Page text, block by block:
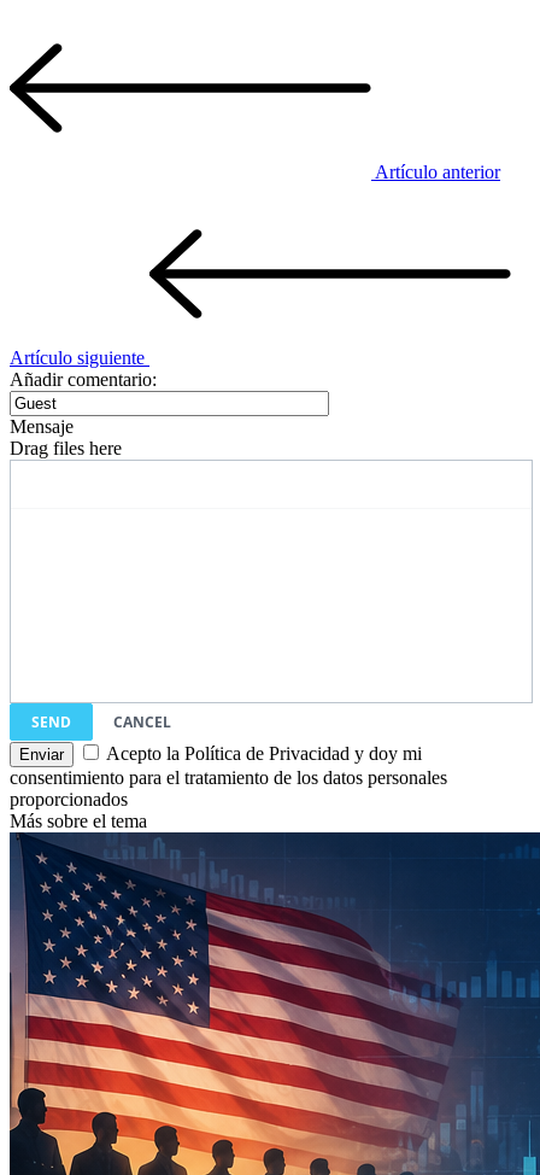
Artículo anterior
Artículo siguiente
Añadir comentario:
Mensaje
Drag files here
SEND
CANCEL
Acepto la Política de Privacidad y doy mi
consentimiento para el tratamiento de los datos personales
proporcionados
Más sobre el tema